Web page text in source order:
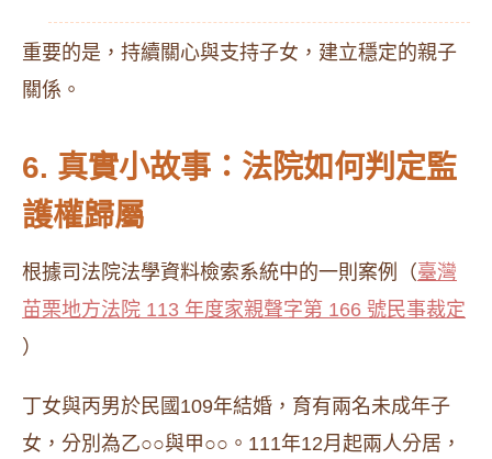
重要的是，持續關心與支持子女，建立穩定的親子
關係。​
6. 真實小故事：法院如何判定監
護權歸屬
根據司法院法學資料檢索系統中的一則案例（臺灣
苗栗地方法院 113 年度家親聲字第 166 號民事裁定
）
丁女與丙男於民國109年結婚，育有兩名未成年子
女，分別為乙○○與甲○○。111年12月起兩人分居，